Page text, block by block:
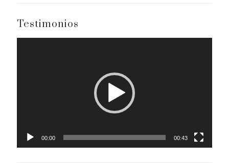
Testimonios
00:00 00:43